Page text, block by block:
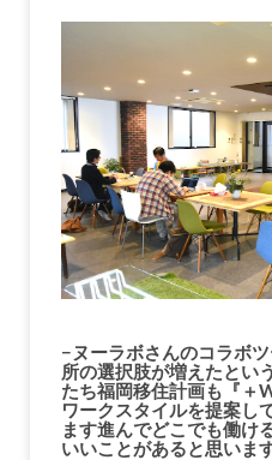
−ヌーラボさんのコラボ
所の選択肢が増えたとい
たち福岡移住計画も『＋
ワークスタイルを提案し
ます進んでどこでも働け
いいことがあると思いま